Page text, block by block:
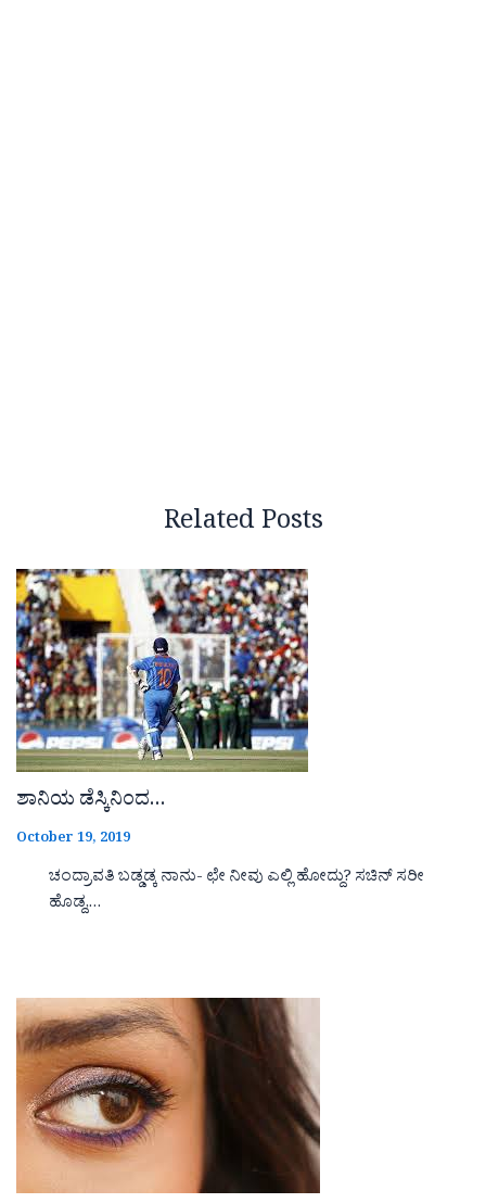
Related Posts
ಶಾನಿಯ ಡೆಸ್ಕಿನಿಂದ…
October 19, 2019
ಚಂದ್ರಾವತಿ ಬಡ್ಡಡ್ಕ ನಾನು- ಛೇ ನೀವು ಎಲ್ಲಿ ಹೋದ್ದು? ಸಚಿನ್ ಸರೀ
ಹೊಡ್ದ,…